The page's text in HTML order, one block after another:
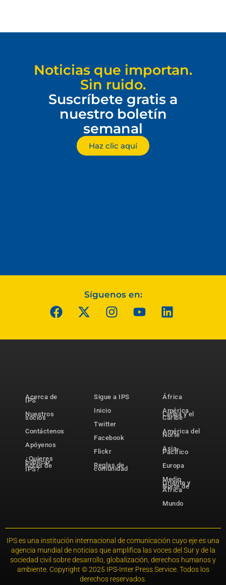
Noticias que importan.
Sin ruido.
Suscríbete gratis a
nuestro boletín
semanal
Haz clic aquí
Síguenos en:
Acerca de
IPS
Nuestros
socios
Contáctenos
Apóyenos
¿Quieres
publicar
notas de
IPS?
Sigue a IPS
Inicio
Twitter
Facebook
Flickr
Reglas de
comunidad
África
América
Latina y el
Caribe
América del
Norte
Asia-
Pacífico
Europa
Medio
Oriente y
Norte de
África
Mundo
IPS es una institución internacional de comunicación cuyo eje es una
agencia mundial de noticias que amplifica las voces del Sur y de la
sociedad civil sobre desarrollo, globalización, derechos humanos y
ambiente. Copyright © 2025 IPS-Inter Press Service. Todos los
derechos reservados.